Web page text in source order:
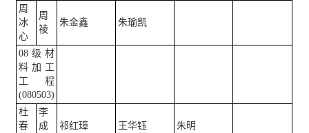
周
冰
心
周
祾
朱金鑫 朱瑜凯
08级材
料加工
工程
(080503)
杜
春
李
成
祁红璋 王华钰 朱明